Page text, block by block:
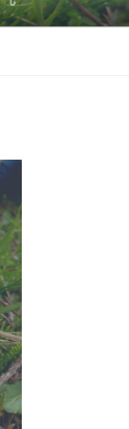
イサービ
‶どこででも″ 笑顔の花
ある児童発達支援・放